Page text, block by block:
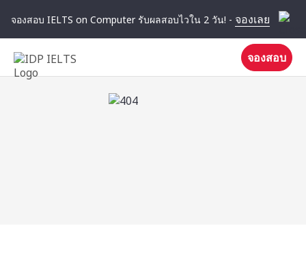
จองสอบ IELTS on Computer รับผลสอบไวใน 2 วัน! - จองเลย
จองสอบ